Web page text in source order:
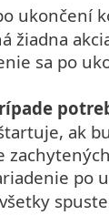
ukončení
žiadna
sa po
ak
po